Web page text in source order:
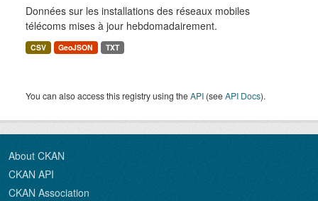
Données sur les installations des réseaux mobiles
télécoms mises à jour hebdomadairement.
CSV GeoJSON TXT
You can also access this registry using theAPI (seeAPI Docs).
About CKAN
CKAN API
CKAN Association